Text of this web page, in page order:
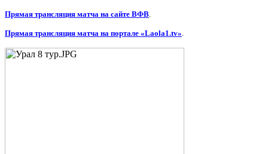
Прямая трансляция матча на сайте ВФВ.
Прямая трансляция матча на портале «Laola1.tv».